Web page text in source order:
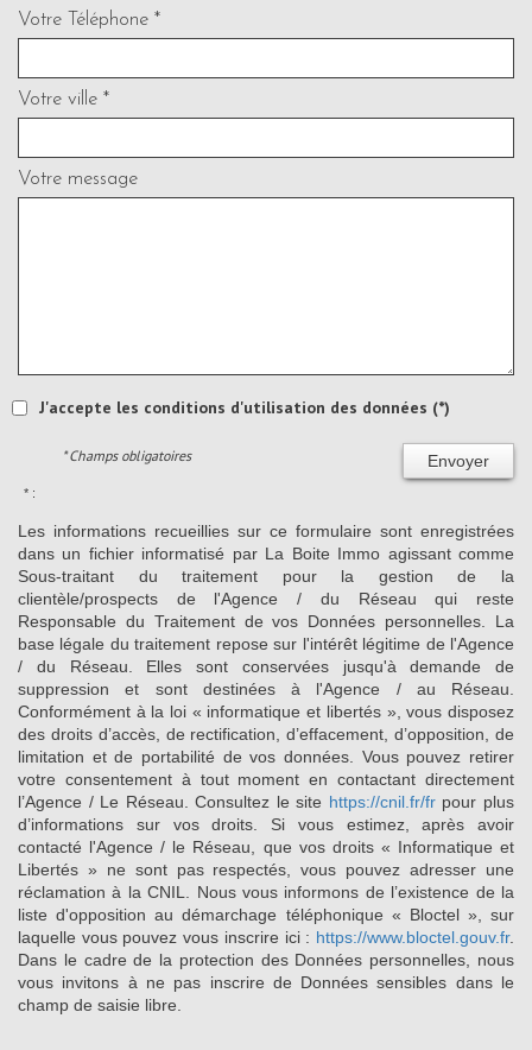
Votre Téléphone *
Votre ville *
Votre message
J'accepte les conditions d'utilisation des données (*)
Envoyer
* Champs obligatoires
* :
Les informations recueillies sur ce formulaire sont enregistrées
dans un fichier informatisé par La Boite Immo agissant comme
Sous-traitant du traitement pour la gestion de la
clientèle/prospects de l'Agence / du Réseau qui reste
Responsable du Traitement de vos Données personnelles. La
base légale du traitement repose sur l'intérêt légitime de l'Agence
/ du Réseau. Elles sont conservées jusqu'à demande de
suppression et sont destinées à l'Agence / au Réseau.
Conformément à la loi « informatique et libertés », vous disposez
des droits d’accès, de rectification, d’effacement, d’opposition, de
limitation et de portabilité de vos données. Vous pouvez retirer
votre consentement à tout moment en contactant directement
l’Agence / Le Réseau. Consultez le site https://cnil.fr/frpour plus
d’informations sur vos droits. Si vous estimez, après avoir
contacté l'Agence / le Réseau, que vos droits « Informatique et
Libertés » ne sont pas respectés, vous pouvez adresser une
réclamation à la CNIL. Nous vous informons de l’existence de la
liste d'opposition au démarchage téléphonique « Bloctel », sur
laquelle vous pouvez vous inscrire ici : https://www.bloctel.gouv.fr.
Dans le cadre de la protection des Données personnelles, nous
vous invitons à ne pas inscrire de Données sensibles dans le
champ de saisie libre.